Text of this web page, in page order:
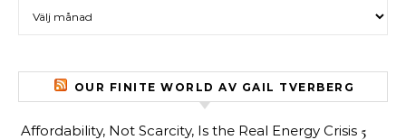
OUR FINITE WORLD AV GAIL TVERBERG
Affordability, Not Scarcity, Is the Real Energy Crisis 5